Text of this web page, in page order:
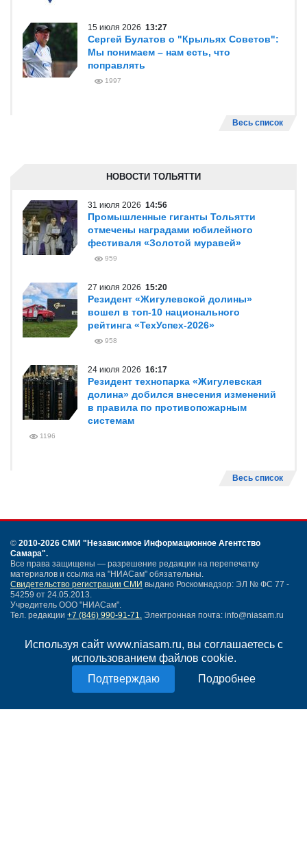
Используя сайт www.niasam.ru, вы соглашаетесь с
использованием файлов cookie.
Подробнее
15 июля 2026 13:27
Сергей Булатов о "Крыльях Советов":
Мы понимаем – нам есть, что
поправлять
1997
Весь список
НОВОСТИ ТОЛЬЯТТИ
31 июля 2026 14:56
Промышленные гиганты Тольятти
отмечены наградами юбилейного
фестиваля «Золотой муравей»
959
27 июля 2026 15:20
Резидент «Жигулевской долины»
вошел в топ-10 национального
рейтинга «ТехУспех-2026»
958
24 июля 2026 16:17
Резидент технопарка «Жигулевская
долина» добился внесения изменений
в правила по противопожарным
системам
1196
Весь список
© 2010-2026 СМИ "Независимое Информационное Агентство
Самара".
Все права защищены — разрешение редакции на перепечатку
материалов и ссылка на "НИАСам" обязательны.
Свидетельство регистрации СМИ выдано Роскомнадзор: ЭЛ № ФС 77 -
54259 от 24.05.2013.
Учредитель ООО "НИАСам".
Тел. редакции +7 (846) 990-91-71. Электронная почта: info@niasam.ru
Карта сайта
Нашли ошибку?
Политика конфиденциальности
Согласие на обработку персональных данных